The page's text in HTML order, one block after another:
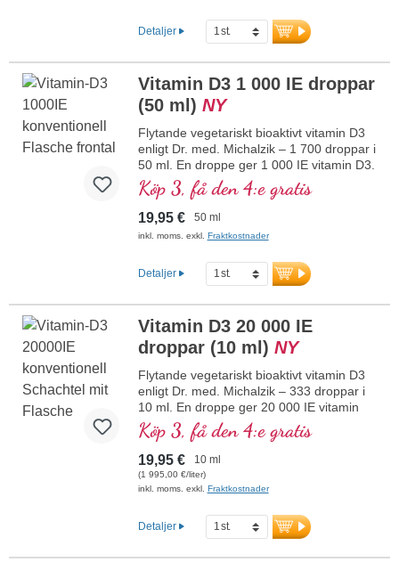
skyddande, pesticidfritt odlad kokos-MCT-
olja för bättre biotillgänglighet. Denna
bidrar till normal muskelfunktion samt till
immunsystemets normala funktion.
Tillverkat i Tyskland utan genteknik i egen
kontrollerad produktion som funnits i 25
år, veganskt, utan tillsatser och
laboratorietestat. Utvecklat av läkare.
mer information om vitamin D3 + K2
Detaljer
Vitamin D3 1 000 IE droppar
(50 ml) NY
Flytande vegetariskt bioaktivt vitamin D3
enligt Dr. med. Michalzik – 1 700 droppar i
50 ml. En droppe ger 1 000 IE vitamin D3.
Högsta premiumkvalitet. Löst i skyddande
MCT-olja från kokos som odlats utan
pesticider för bättre biotillgänglighet.
Denna optimala kombination bidrar till att
bibehålla normal benstomme, bidrar till
normal muskelfunktion samt till
immunsystemets normala funktion.
kontrollerad produktion som har funnits i
25 år, vegetariskt, utan tillsatser och
laboratorietestat. Utvecklat av läkare.
mer information om vitamin D3 + K2
Köp 3, få den 4:e gratis
19,95 € 50 ml
inkl. moms. exkl. Fraktkostnader
Detaljer
Vitamin D3 20 000 IE
droppar (10 ml) NY
Flytande vegetariskt bioaktivt vitamin D3
enligt Dr. med. Michalzik – 333 droppar i
10 ml. En droppe ger 20 000 IE vitamin
D3. Högsta premiumkvalitet. Upplöst i
skyddande kokos-MCT-olja odlad utan
pesticider för bättre biotillgänglighet.
Denna optimala kombination bidrar till att
bibehålla normal benstomme, bidrar till
immunsystemets normala funktion.
Tillverkat i Tyskland utan genteknik i egen
Köp 3, få den 4:e gratis
19,95 € 10 ml
(1 995,00 €/liter)
inkl. moms. exkl. Fraktkostnader
Detaljer